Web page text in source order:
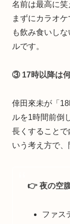
名前は最高に
まずにカラオ
も飲み食いし
ルです。
③ 17時以降は
倖田來未が「
ルを1時間前倒
長くすること
いう考え方で、
👉 夜の空
ファス